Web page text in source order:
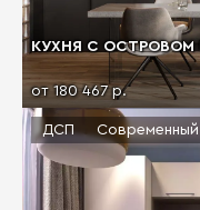
КУХНЯ С ОСТРОВОМ
от 180 467 р.
ДСП Современный